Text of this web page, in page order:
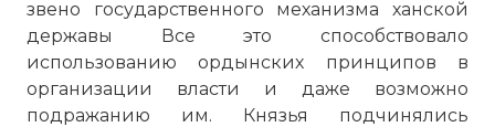
звено государственного механизма ханской
державы Все это способствовало
использованию ордынских принципов в
организации власти и даже возможно
подражанию им. Князья подчинялись